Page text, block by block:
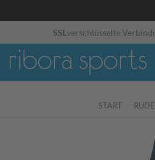
Inhalt
springen
SSL verschlüsselte
START